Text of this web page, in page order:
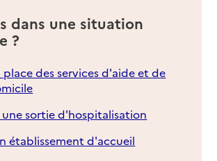
dans une situation
?
des services d'aide et de
une sortie d'hospitalisation
établissement d'accueil